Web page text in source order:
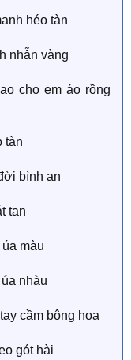
héo tàn
nhẫn vàng
cho em áo rồng
tàn
bình an
tan
màu
nhàu
cầm bông hoa
gót hài